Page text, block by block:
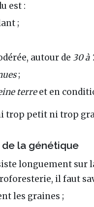
est :
;
autour de 30 à
;
terreet en
trop petit ni trop
de la génétique
longuement sur
il faut
les graines ;